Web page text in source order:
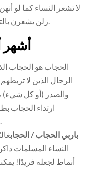
لا تشعر النساء كما لو
أشهر
الحجاب هو الحجاب
الرجال الذين لا
والصدر (أو كل شيء) ،
ارتداء الحجاب
الأساليب التي قد ترتديها في أي مناسبة.
باربي الحجاب / الحجاب
النساء المسلمات
أنماط لجعله فريدًا!